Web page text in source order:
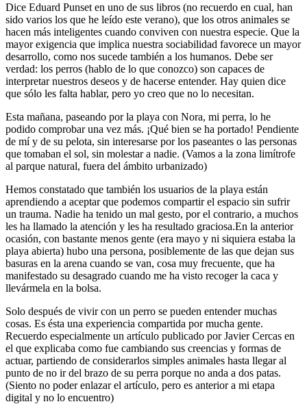
Dice Eduard Punset en uno de sus libros (no recuerdo en cual, han
sido varios los que he leído este verano), que los otros animales se
hacen más inteligentes cuando conviven con nuestra especie. Que la
mayor exigencia que implica nuestra sociabilidad favorece un mayor
desarrollo, como nos sucede también a los humanos. Debe ser
verdad: los perros (hablo de lo que conozco) son capaces de
interpretar nuestros deseos y de hacerse entender. Hay quien dice
que sólo les falta hablar, pero yo creo que no lo necesitan.
Esta mañana, paseando por la playa con Nora, mi perra, lo he
podido comprobar una vez más. ¡Qué bien se ha portado! Pendiente
de mí y de su pelota, sin interesarse por los paseantes o las personas
que tomaban el sol, sin molestar a nadie. (Vamos a la zona limítrofe
al parque natural, fuera del ámbito urbanizado)
Hemos constatado que también los usuarios de la playa están
aprendiendo a aceptar que podemos compartir el espacio sin sufrir
un trauma. Nadie ha tenido un mal gesto, por el contrario, a muchos
les ha llamado la atención y les ha resultado graciosa.En la anterior
ocasión, con bastante menos gente (era mayo y ni siquiera estaba la
playa abierta) hubo una persona, posiblemente de las que dejan sus
basuras en la arena cuando se van, cosa muy frecuente, que ha
manifestado su desagrado cuando me ha visto recoger la caca y
llevármela en la bolsa.
Solo después de vivir con un perro se pueden entender muchas
cosas. Es ésta una experiencia compartida por mucha gente.
Recuerdo especialmente un artículo publicado por Javier Cercas en
el que explicaba como fue cambiando sus creencias y formas de
actuar, partiendo de considerarlos simples animales hasta llegar al
punto de no ir del brazo de su perra porque no anda a dos patas.
(Siento no poder enlazar el artículo, pero es anterior a mi etapa
digital y no lo encuentro)